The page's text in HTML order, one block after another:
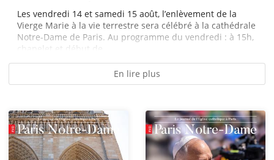
Les vendredi 14 et samedi 15 août, l’enlèvement de la
Vierge Marie à la vie terrestre sera célébré à la cathédrale
Notre-Dame de Paris. Au programme du vendredi : à 15h,
chapelet et début de...
En lire plus